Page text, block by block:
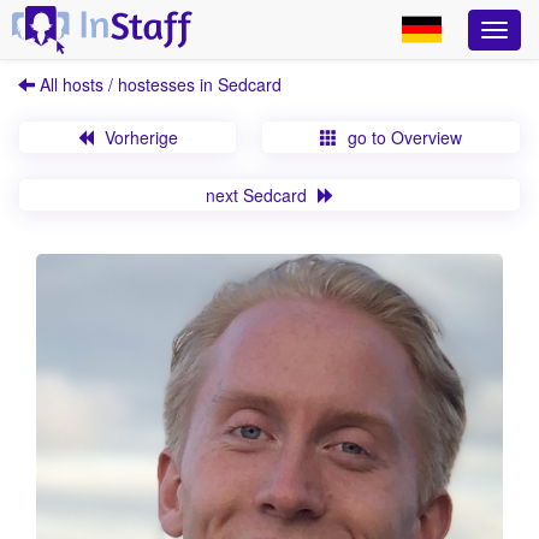
All hosts / hostesses in Sedcard
Vorherige go to Overview
next Sedcard